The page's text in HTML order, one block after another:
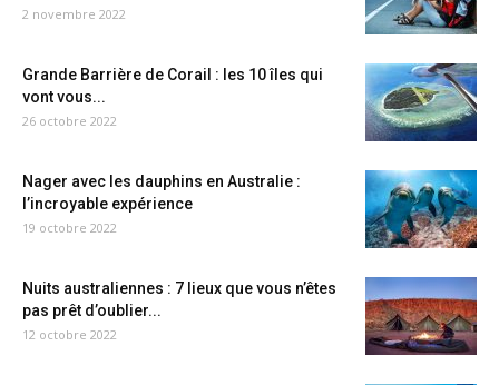
2 novembre 2022
Grande Barrière de Corail : les 10 îles qui
vont vous...
26 octobre 2022
Nager avec les dauphins en Australie :
l’incroyable expérience
19 octobre 2022
Nuits australiennes : 7 lieux que vous n’êtes
pas prêt d’oublier...
12 octobre 2022